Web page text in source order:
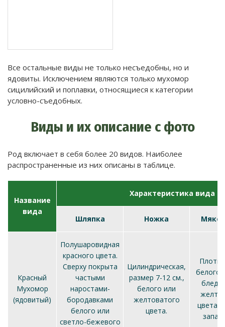
Все остальные виды не только несъедобны, но и
ядовиты. Исключением являются только мухомор
сицилийский и поплавки, относящиеся к категории
условно-съедобных.
Виды и их описание с фото
Род включает в себя более 20 видов. Наиболее
распространенные из них описаны в таблице.
Название
вида
Характеристика вида
Шляпка Ножка
Красный
Мухомор
(ядовитый)
Полушаровидная
красного цвета.
Сверху покрыта
частыми
наростами-
бородавками
белого или
светло-бежевого
Цилиндрическая,
размер 7-12 см.,
белого или
желтоватого
цвета.
белого
цвета.